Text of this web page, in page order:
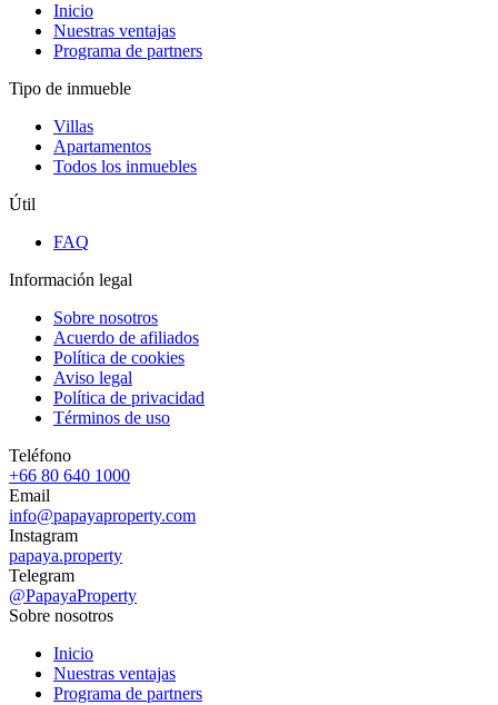
Inicio
Nuestras ventajas
Programa de partners
Tipo de inmueble
Villas
Apartamentos
Todos los inmuebles
Útil
FAQ
Información legal
Sobre nosotros
Acuerdo de afiliados
Política de cookies
Aviso legal
Política de privacidad
Términos de uso
Teléfono
+66 80 640 1000
Email
info@papayaproperty.com
Instagram
papaya.property
Telegram
@PapayaProperty
Sobre nosotros
Inicio
Nuestras ventajas
Programa de partners